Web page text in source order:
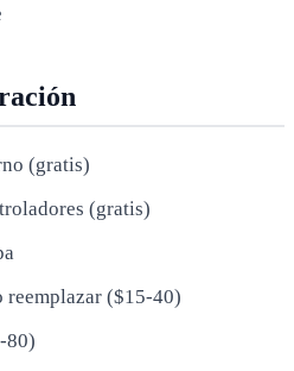
(gratis)
(gratis)
reemplazar ($15-40)
80)